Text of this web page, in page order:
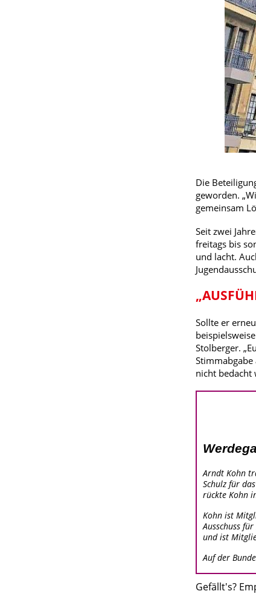
Die
geworden.
gemeinsam
Seit zwei
freitags bis
und lacht.
Sollte er
Stolberger.
nicht bedacht
Arndt Kohn
Schulz für
rückte Kohn
Kohn ist
Ausschuss
und ist
Auf der
Gefällt's?